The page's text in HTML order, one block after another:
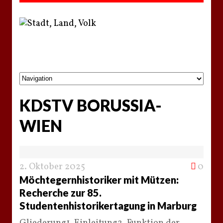
KDSTV BORUSSIA-
WIEN
2. Oktober 2025 0
Möchtegernhistoriker mit Mützen:
Recherche zur 85.
Studentenhistorikertagung in Marburg